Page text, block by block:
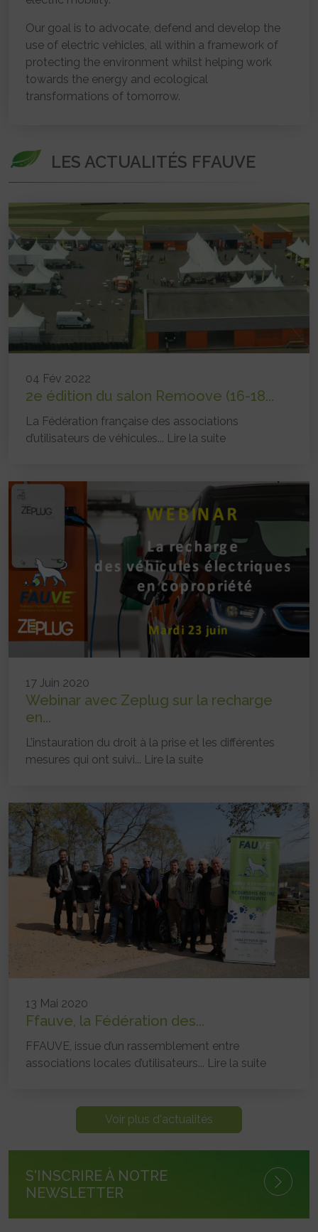
Our goal is to advocate, defend and develop the
use of electric vehicles, all within a framework of
protecting the environment whilst helping work
towards the energy and ecological
transformations of tomorrow.
LES ACTUALITÉS FFAUVE
04 Fév 2022
2e édition du salon Remoove (16-18...
La Fédération française des associations
d’utilisateurs de véhicules... Lire la suite
17 Juin 2020
Webinar avec Zeplug sur la recharge
en...
L’instauration du droit à la prise et les différentes
mesures qui ont suivi... Lire la suite
13 Mai 2020
Ffauve, la Fédération des...
FFAUVE, issue d’un rassemblement entre
associations locales d’utilisateurs... Lire la suite
Voir plus d'actualités
S'INSCRIRE À NOTRE
NEWSLETTER